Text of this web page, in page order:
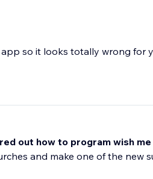
so it looks totally wrong for
out how to program wish
and make one of the new